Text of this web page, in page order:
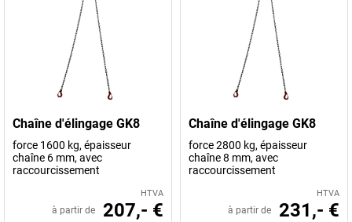
Chaîne d'élingage GK8
force 1600 kg, épaisseur
chaîne 6 mm, avec
raccourcissement
HTVA
à partir de 207,- €
Chaîne d'élingage GK8
force 2800 kg, épaisseur
chaîne 8 mm, avec
raccourcissement
HTVA
à partir de 231,- €